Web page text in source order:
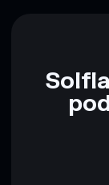
Aviso legal:
não constitui
pesquisa.